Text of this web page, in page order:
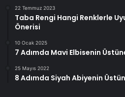
22 Temmuz 2023
Taba Rengi Hangi Renklerle
Önerisi
10 Ocak 2025
7 Adımda Mavi Elbisenin
25 Mayıs 2022
8 Adımda Siyah Abiyenin